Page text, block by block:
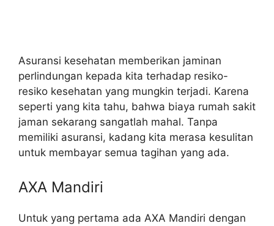
Asuransi kesehatan memberikan jaminan
perlindungan kepada kita terhadap resiko-
resiko kesehatan yang mungkin terjadi. Karena
seperti yang kita tahu, bahwa biaya rumah sakit
jaman sekarang sangatlah mahal. Tanpa
memiliki asuransi, kadang kita merasa kesulitan
untuk membayar semua tagihan yang ada.
AXA Mandiri
Untuk yang pertama ada AXA Mandiri dengan